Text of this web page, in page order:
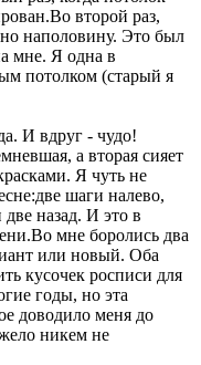
второй раз,
наполовину. Это был
мне. Я одна в
потолком (старый я
И вдруг - чудо!
а вторая сияет
Я чуть не
шаги налево,
назад. И это в
мне боролись два
или новый. Оба
кусочек росписи для
годы, но эта
доводило меня до
никем не